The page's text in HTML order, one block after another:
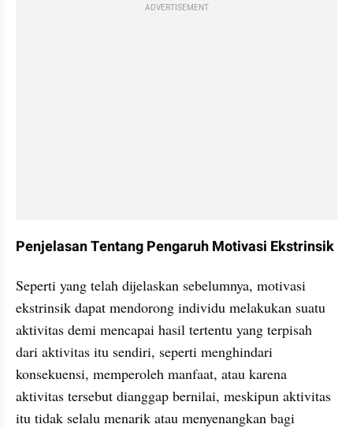
ADVERTISEMENT
Penjelasan Tentang Pengaruh Motivasi Ekstrinsik
Seperti yang telah dijelaskan sebelumnya, motivasi
ekstrinsik dapat mendorong individu melakukan suatu
aktivitas demi mencapai hasil tertentu yang terpisah
dari aktivitas itu sendiri, seperti menghindari
konsekuensi, memperoleh manfaat, atau karena
aktivitas tersebut dianggap bernilai, meskipun aktivitas
itu tidak selalu menarik atau menyenangkan bagi